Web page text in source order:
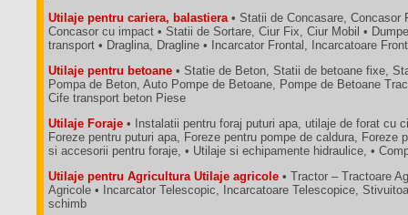
Utilaje pentru cariera, balastiera • Statii de Concasare, Concasor
Concasor cu impact • Statii de Sortare, Ciur Fix, Ciur Mobil •
transport • Draglina, Dragline • Incarcator Frontal, Incarcatoare
Utilaje pentru betoane • Statie de Beton, Statii de betoane fixe,
Pompa de Beton, Auto Pompe de Betoane, Pompe de Betoane
Cife transport beton Piese
Utilaje Foraje • Instalatii pentru foraj puturi apa, utilaje de forat cu
Foreze pentru puturi apa, Foreze pentru pompe de caldura, Foreze
si accesorii pentru foraje, • Utilaje si echipamente hidraulice, •
Utilaje pentru Agricultura Utilaje agricole • Tractor – Tractoare
Agricole • Incarcator Telescopic, Incarcatoare Telescopice,
schimb